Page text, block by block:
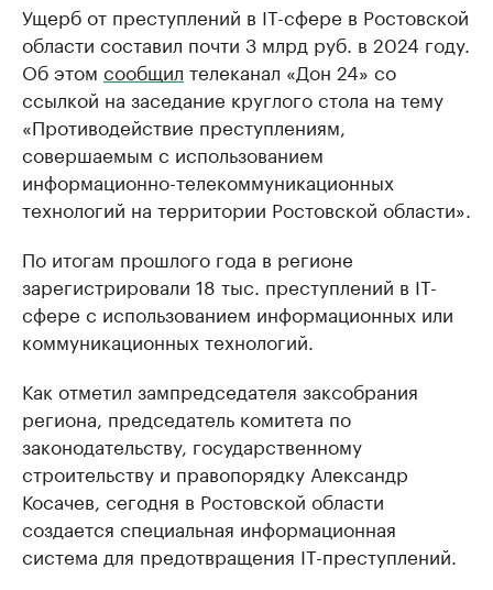
Ущерб от преступлений в IT-сфере в Ростовской
области составил почти 3 млрд руб. в 2024 году.
Об этом сообщил телеканал «Дон 24» со
ссылкой на заседание круглого стола на тему
«Противодействие преступлениям,
совершаемым с использованием
информационно-телекоммуникационных
технологий на территории Ростовской области».
По итогам прошлого года в регионе
зарегистрировали 18 тыс. преступлений в IT-
сфере с использованием информационных или
коммуникационных технологий.
Как отметил зампредседателя заксобрания
региона, председатель комитета по
законодательству, государственному
строительству и правопорядку Александр
Косачев, сегодня в Ростовской области
создается специальная информационная
система для предотвращения IT-преступлений.